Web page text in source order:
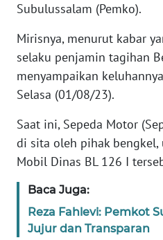
Subulussalam (Pemko).
Mirisnya, menurut kabar
selaku penjamin tagihan
menyampaikan
Selasa (01/08/23).
Saat ini, Sepeda Motor
di sita oleh pihak
Mobil Dinas BL 126 I
Baca Juga:
Reza Fahlevi: Pemkot
Jujur dan Transparan
NTT
WN
KEPRI
WN
PAPUA
WN
PAPUA
BARAT